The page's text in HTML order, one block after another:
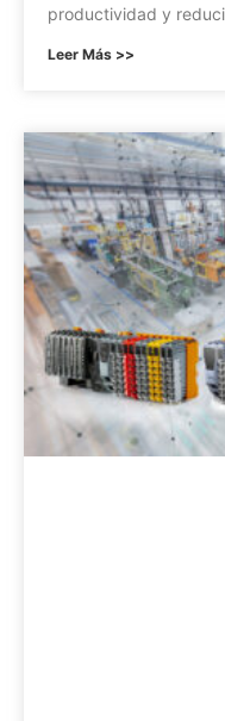
productividad y
Leer Más >>